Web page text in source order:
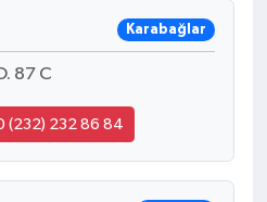
Karabağlar
87 C
(232) 232 86 84